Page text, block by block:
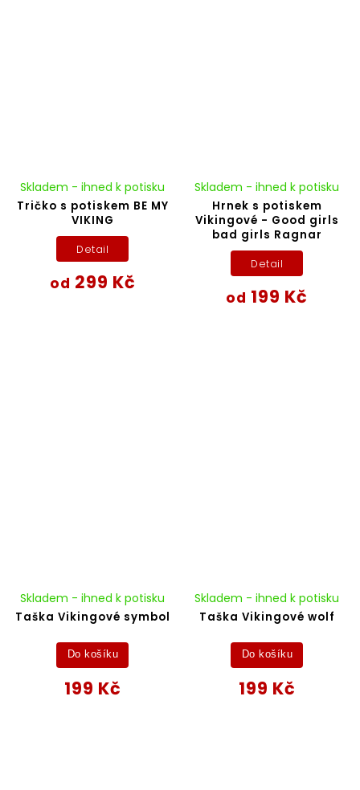
Tričko s potiskem BE MY
VIKING
Skladem - ihned k potisku
od 299 Kč
Detail
Hrnek s potiskem
Vikingové - Good girls
bad girls Ragnar
Skladem - ihned k potisku
od 199 Kč
Detail
Taška Vikingové symbol
Skladem - ihned k potisku
199 Kč
Do košíku
Taška Vikingové wolf
Skladem - ihned k potisku
199 Kč
Do košíku